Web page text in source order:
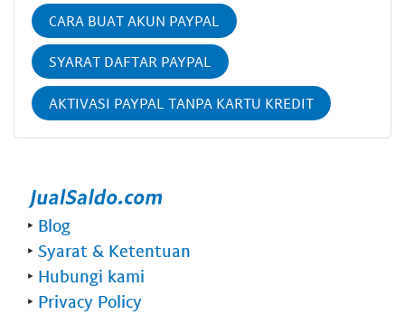
CARA BUAT AKUN PAYPAL
SYARAT DAFTAR PAYPAL
AKTIVASI PAYPAL TANPA KARTU KREDIT
‣ Blog
‣ Syarat & Ketentuan
‣ Hubungi kami
‣ Privacy Policy